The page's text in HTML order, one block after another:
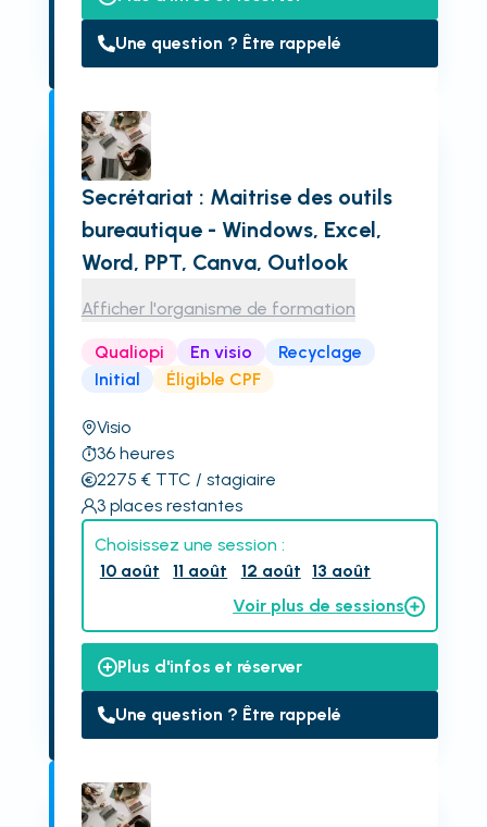
Une question ? Être rappelé
Secrétariat : Maitrise des outils
bureautique - Windows, Excel,
Word, PPT, Canva, Outlook
Afficher l'organisme de formation
Qualiopi En visio
Recyclage
Initial
Éligible CPF
Visio
36 heures
2275 € TTC / stagiaire
3 places restantes
Choisissez une session :
10 août
11 août 12 août 13 août
Voir plus de sessions
Plus d'infos et réserver
Une question ? Être rappelé